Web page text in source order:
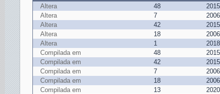
Altera 48
2015
Altera
7
2006
Altera
42
2015
Altera
18
2006
Altera
1
2018
Compilada em
48
2015
Compilada em
42
2015
Compilada em
7
2006
Compilada em
18
2006
Compilada em
13
2020